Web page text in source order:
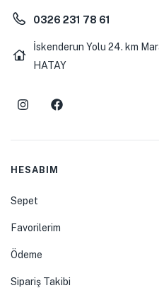
0326 231 78 61
İskenderun Yolu 24. km
HATAY
HESABIM
Sepet
Favorilerim
Ödeme
Sipariş Takibi